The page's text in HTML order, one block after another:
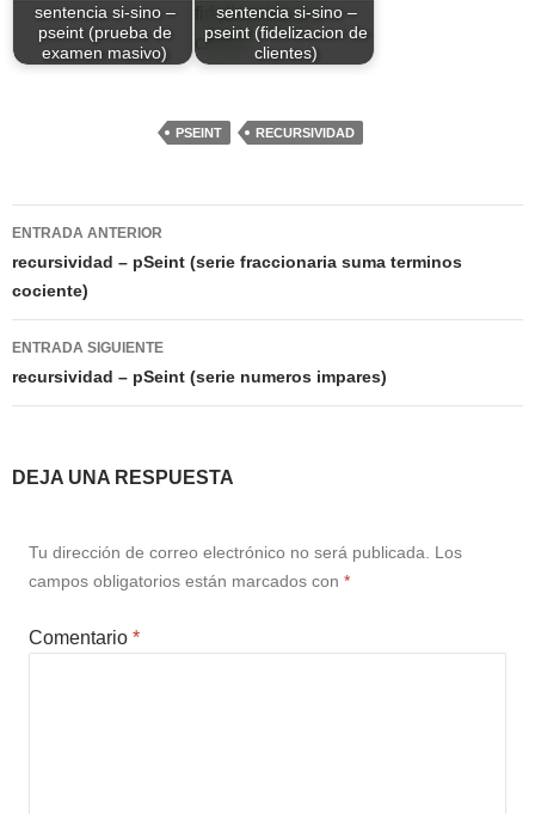
sentencia si-sino –
pseint (prueba de
examen masivo)
sentencia si-sino –
pseint (fidelizacion de
clientes)
PSEINT RECURSIVIDAD
Navegación
de
entradas
ENTRADA ANTERIOR
recursividad – pSeint (serie fraccionaria suma terminos
cociente)
ENTRADA SIGUIENTE
recursividad – pSeint (serie numeros impares)
DEJA UNA RESPUESTA
Tu dirección de correo electrónico no será publicada. Los
campos obligatorios están marcados con *
Comentario *